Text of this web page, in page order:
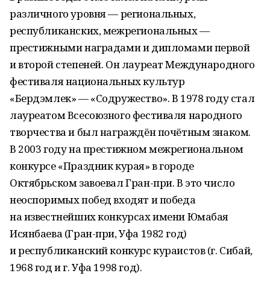
различного уровня — региональных,
республиканских, межрегиональных —
престижными наградами и дипломами первой
и второй степеней. Он лауреат Международного
фестиваля национальных культур
«Бердэмлек» — «Содружество». В 1978 году стал
лауреатом Всесоюзного фестиваля народного
творчества и был награждён почётным знаком.
В 2003 году на престижном межрегиональном
конкурсе «Праздник курая» в городе
Октябрьском завоевал Гран-при. В это число
неоспоримых побед входят и победа
на известнейших конкурсах имени Юмабая
Исянбаева (Гран-при, Уфа 1982 год)
и республиканский конкурс кураистов (г. Сибай,
1968 год и г. Уфа 1998 год).